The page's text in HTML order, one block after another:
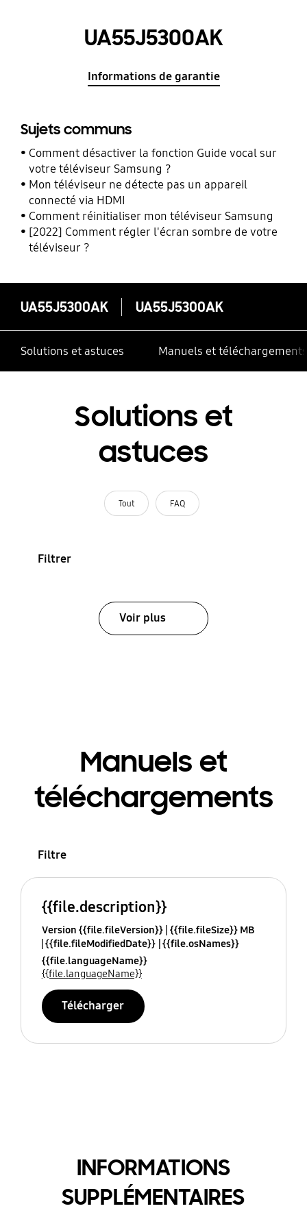
UA55J5300AK
Informations de garantie
Sujets communs
Comment désactiver la fonction Guide vocal sur
votre téléviseur Samsung ?
Mon téléviseur ne détecte pas un appareil
connecté via HDMI
Comment réinitialiser mon téléviseur Samsung
[2022] Comment régler l'écran sombre de votre
téléviseur ?
UA55J5300AK UA55J5300AK
Solutions et astuces Manuels et téléchargements
Solutions et
astuces
Tout FAQ
Filtrer
Voir plus
Manuels et
téléchargements
Filtre
{{file.description}}
Version {{file.fileVersion}} {{file.fileSize}} MB
{{file.fileModifiedDate}} {{file.osNames}}
{{file.languageName}}
{{file.languageName}}
Télécharger
INFORMATIONS
SUPPLÉMENTAIRES